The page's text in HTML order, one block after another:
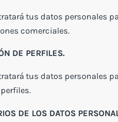
tus datos personales
comerciales.
DE PERFILES.
tus datos personales
DE LOS DATOS